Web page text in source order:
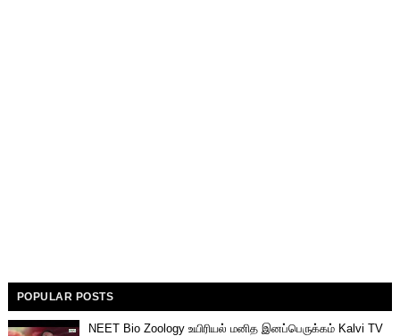
POPULAR POSTS
NEET Bio Zoology உயிரியல் மனித இனப்பெருக்கம் Kalvi TV